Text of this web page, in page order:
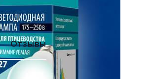
Отзывы